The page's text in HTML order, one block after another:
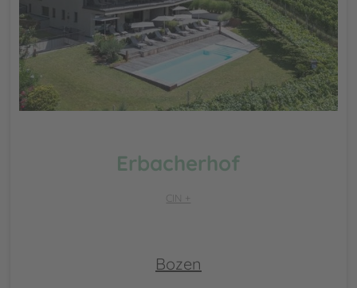
Erbacherhof
CIN +
Bozen